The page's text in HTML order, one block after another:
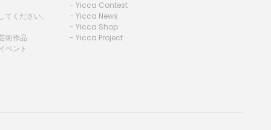
ください。
術作品
ベント
- Yicca Contest
- Yicca News
- Yicca Shop
- Yicca Project